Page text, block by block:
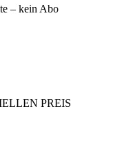
– kein Abo
PREIS